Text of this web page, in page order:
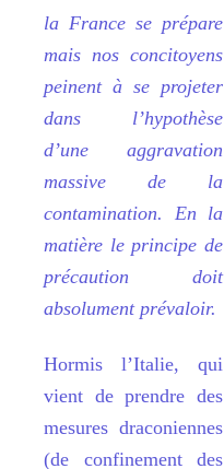
la France se prépare
mais nos concitoyens
peinent à se projeter
dans l’hypothèse
d’une aggravation
massive de la
contamination. En la
matière le principe de
précaution doit
absolument prévaloir.
Hormis l’Italie, qui
vient de prendre des
mesures draconiennes
(de confinement des